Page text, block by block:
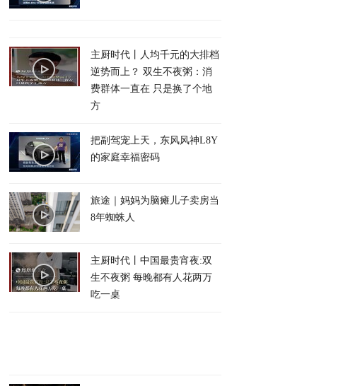
主厨时代丨人均千元的大排档
逆势而上？ 双生不夜粥：消
费群体一直在 只是换了个地
方
把副驾宠上天，东风风神L8Y
的家庭幸福密码
旅途｜妈妈为脑瘫儿子卖房当
8年蜘蛛人
主厨时代丨中国最贵宵夜:双
生不夜粥 每晚都有人花两万
吃一桌